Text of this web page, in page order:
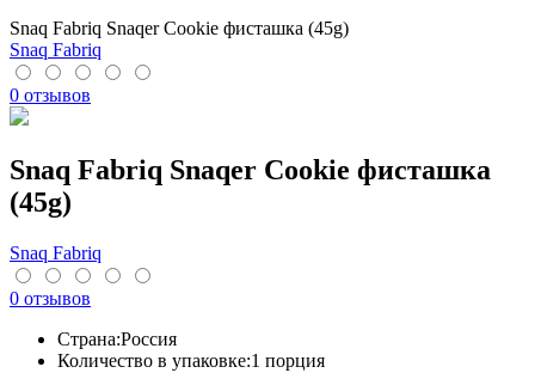
Snaq Fabriq Snaqer Cookie фисташка (45g)
Snaq Fabriq
0 отзывов
Snaq Fabriq Snaqer Cookie фисташка
(45g)
Snaq Fabriq
0 отзывов
Страна:Россия
Количество в упаковке:1 порция